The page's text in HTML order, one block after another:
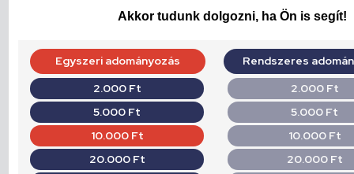
Akkor tudunk dolgozni, ha Ön is segít!